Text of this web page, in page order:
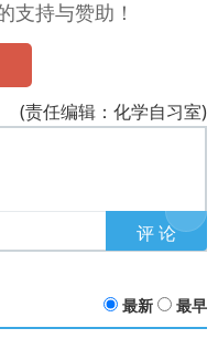
支持与赞助！
(责任编辑：化学自习室)
最新 最早